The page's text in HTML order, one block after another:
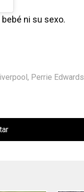
ni su sexo.
, Perrie Edwards